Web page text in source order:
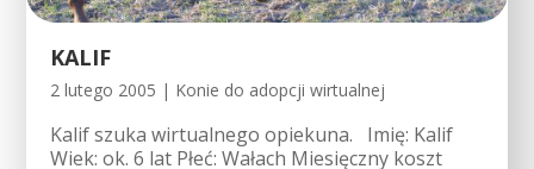
KALIF
2 lutego 2005 | Konie do adopcji wirtualnej
Kalif szuka wirtualnego opiekuna. Imię: Kalif
Wiek: ok. 6 lat Płeć: Wałach Miesięczny koszt